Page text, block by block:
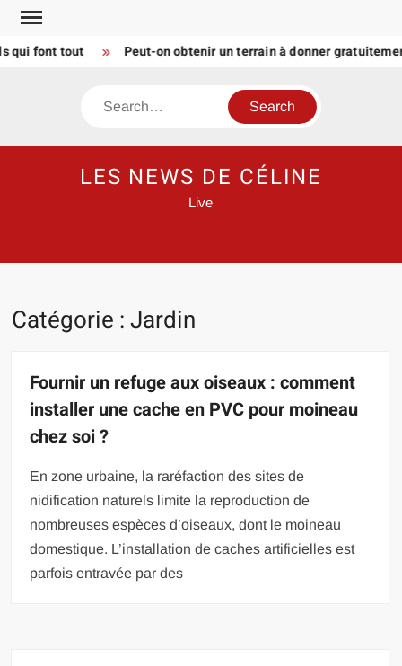
Skip
content
font tout Peut-on obtenir un terrain à donner gratuitement
Search
LES NEWS DE CÉLINE
Live
Catégorie :Jardin
Fournir un refuge aux oiseaux : comment
installer une cache en PVC pour moineau
chez soi ?
En zone urbaine, la raréfaction des sites de
nidification naturels limite la reproduction de
nombreuses espèces d’oiseaux, dont le moineau
domestique. L’installation de caches artificielles est
parfois entravée par des